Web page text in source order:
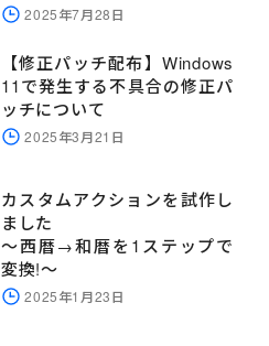
2025年7月28日
【修正パッチ配布】Windows
11で発生する不具合の修正パ
ッチについて
2025年3月21日
カスタムアクションを試作し
ました
～西暦→和暦を1ステップで
変換!～
2025年1月23日